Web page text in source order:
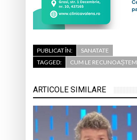
PUBLICAT ÎN:
SANATATE
TAGGED:
CUM LE RECUNOAȘTEM
ARTICOLE SIMILARE